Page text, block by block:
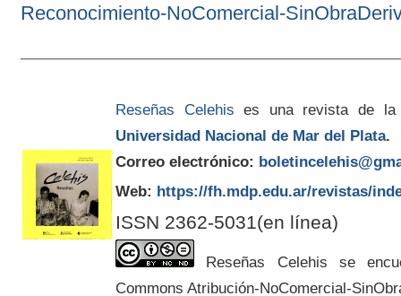
Reconocimiento-NoComercial-
Reseñas Celehis es una revista de la
Universidad Nacional de Mar del Plata.
Correo electrónico:
Web: https://fh.mdp.edu.ar/revistas/
ISSN 2362-5031(en línea)
Reseñas Celehis se
Commons Atribución-NoComercial-